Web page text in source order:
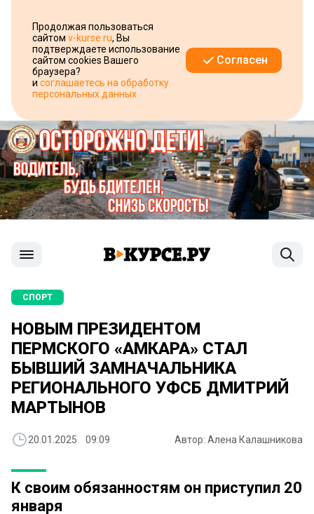
Продолжая пользоваться
сайтом v-kurse.ru, Вы
подтверждаете использование
сайтом cookies Вашего
браузера?
и соглашаетесь на обработку
персональных данных
Согласен
СПОРТ
НОВЫМ ПРЕЗИДЕНТОМ
ПЕРМСКОГО «АМКАРА» СТАЛ
БЫВШИЙ ЗАМНАЧАЛЬНИКА
РЕГИОНАЛЬНОГО УФСБ ДМИТРИЙ
МАРТЫНОВ
20.01.2025 09:09 Автор: Алена Калашникова
К своим обязанностям он приступил 20
января